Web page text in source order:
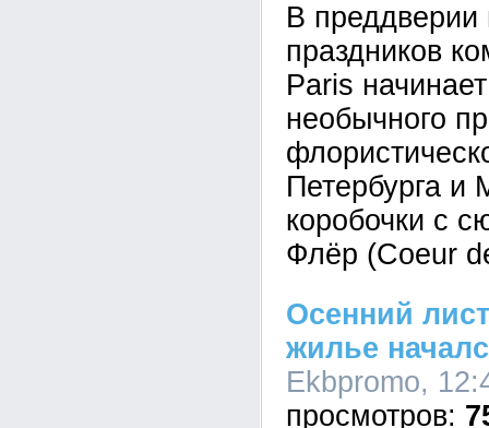
В преддверии
праздников
Paris
необычного
Петербурга и
коробочки с
Флёр (Coeur
Осенний
жилье
Ekbpromo,